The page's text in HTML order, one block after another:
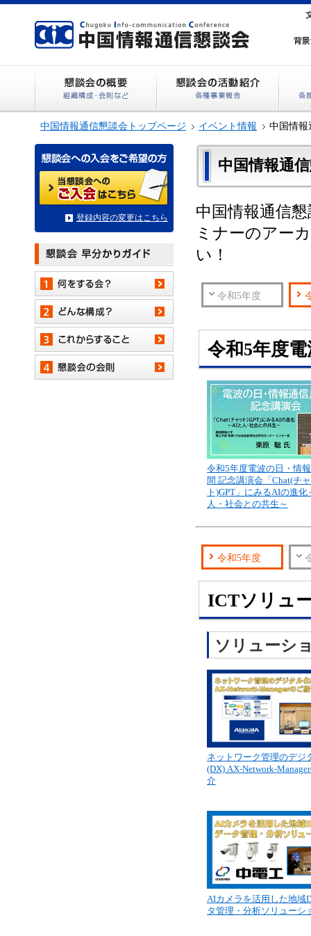
中国情報通信懇談会トップページ イベント情報 中国情報
中国情報通
中国情報通信
ミナーのアー
い！
令和5年度
令和5年度
令和5年度電波の日・情
間 記念講演会「Chat(チ
ト)GPT」にみるAIの進化
人・社会との共生～
令和5年度
ICTソリュ
ソリューシ
ネットワーク管理のデジ
(DX) AX-Network-
介
AIカメラを活用した地域
タ管理・分析ソリューシ
登録内容の変更はこちら